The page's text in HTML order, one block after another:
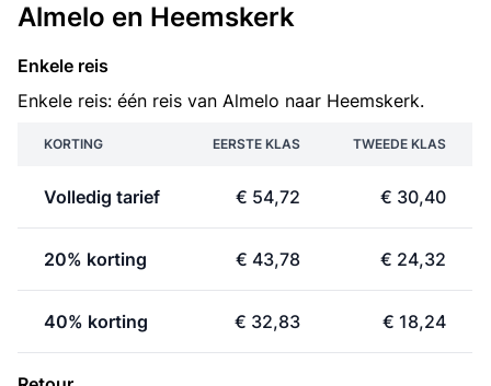
Almelo en Heemskerk
Enkele reis
Enkele reis: één reis van Almelo naar Heemskerk.
KORTING EERSTE KLAS TWEEDE KLAS
Volledig tarief € 54,72 € 30,40
20% korting € 43,78 € 24,32
40% korting € 32,83 € 18,24